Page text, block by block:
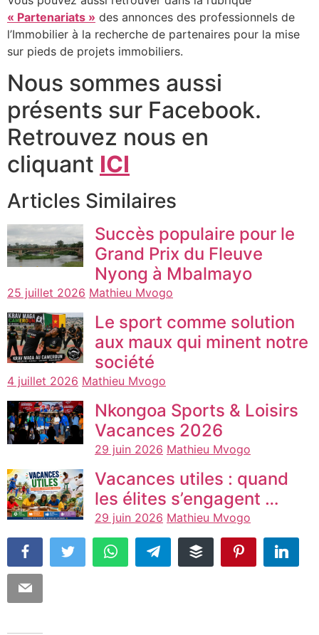
« Partenariats » des annonces des professionnels de
l’Immobilier à la recherche de partenaires pour la mise
sur pieds de projets immobiliers.
Nous sommes aussi
présents sur Facebook.
Retrouvez nous en
cliquant ICI
Articles Similaires
Succès populaire pour le
Grand Prix du Fleuve
Nyong à Mbalmayo
25 juillet 2026 Mathieu Mvogo
Le sport comme solution
aux maux qui minent notre
société
4 juillet 2026 Mathieu Mvogo
Nkongoa Sports & Loisirs
Vacances 2026
29 juin 2026 Mathieu Mvogo
Vacances utiles : quand
les élites s’engagent …
29 juin 2026 Mathieu Mvogo